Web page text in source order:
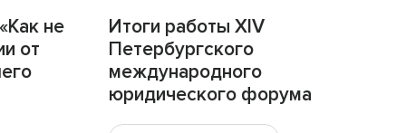
не
от
Итоги работы XIV
Петербургского
международного
юридического форума